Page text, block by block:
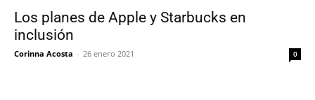
Los planes de Apple y Starbucks en
inclusión
Corinna Acosta - 26 enero 2021 0